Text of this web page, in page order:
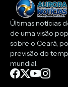
Últimas notícias
de uma visão
sobre o Ceará,
previsão do
mundial.